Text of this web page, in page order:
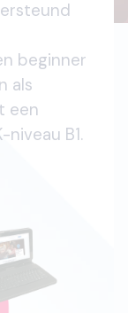
beginner
als
een
B1.